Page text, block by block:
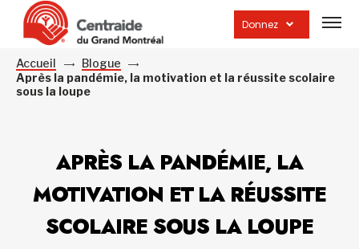
Donnez
la
Accueil
Blogue
Après la pandémie, la motivation et la réussite scolaire
sous la loupe
APRÈS LA PANDÉMIE, LA
MOTIVATION ET LA RÉUSSITE
SCOLAIRE SOUS LA LOUPE